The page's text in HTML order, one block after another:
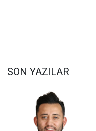
SON YAZILAR